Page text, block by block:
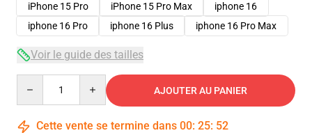
iPhone 15 Pro
iPhone 15 Pro Max
iphone 16
iphone 16 Pro
iphone 16 Plus iphone 16 Pro Max
Voir le guide des tailles
AJOUTER AU PANIER
Cette vente se termine dans 00: 25: 52